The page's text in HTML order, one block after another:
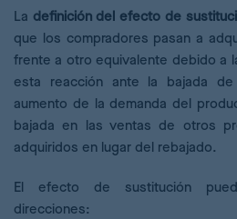
La definición del efecto de
que los compradores pasan a
frente a otro equivalente debido a
esta reacción ante la bajada
aumento de la demanda del
bajada en las ventas de otros
adquiridos en lugar del rebajado.
El efecto de sustitución
direcciones: